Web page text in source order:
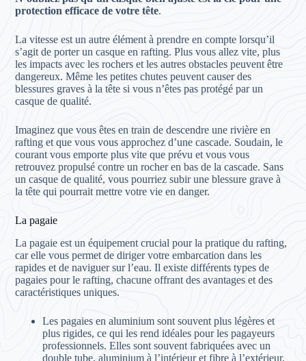
protection efficace de votre tête.
La vitesse est un autre élément à prendre en compte lorsqu’il
s’agit de porter un casque en rafting. Plus vous allez vite, plus
les impacts avec les rochers et les autres obstacles peuvent être
dangereux. Même les petites chutes peuvent causer des
blessures graves à la tête si vous n’êtes pas protégé par un
casque de qualité.
Imaginez que vous êtes en train de descendre une rivière en
rafting et que vous vous approchez d’une cascade. Soudain, le
courant vous emporte plus vite que prévu et vous vous
retrouvez propulsé contre un rocher en bas de la cascade. Sans
un casque de qualité, vous pourriez subir une blessure grave à
la tête qui pourrait mettre votre vie en danger.
La pagaie
La pagaie est un équipement crucial pour la pratique du rafting,
car elle vous permet de diriger votre embarcation dans les
rapides et de naviguer sur l’eau. Il existe différents types de
pagaies pour le rafting, chacune offrant des avantages et des
caractéristiques uniques.
Les pagaies en aluminium sont souvent plus légères et
plus rigides, ce qui les rend idéales pour les pagayeurs
professionnels. Elles sont souvent fabriquées avec un
double tube, aluminium à l’intérieur et fibre à l’extérieur,